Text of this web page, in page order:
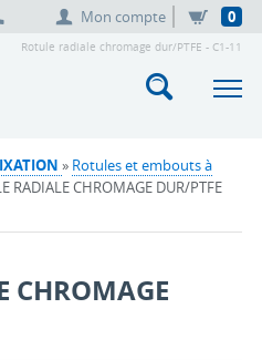
Mon compte 0
Rotule radiale chromage dur/PTFE - C1-11
» Rotules et embouts à
RADIALE CHROMAGE DUR/PTFE
CHROMAGE